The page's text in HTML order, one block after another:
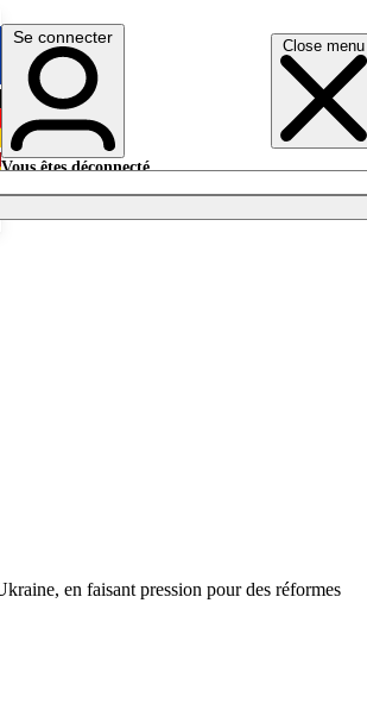
Close menu
English
Deutsch
Se connecter
Vous êtes déconnecté.
en faisant pression pour des réformes